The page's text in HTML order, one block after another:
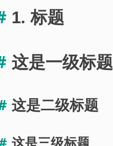
1. 标题
这是一级标题
这是二级标题
这是三级标题